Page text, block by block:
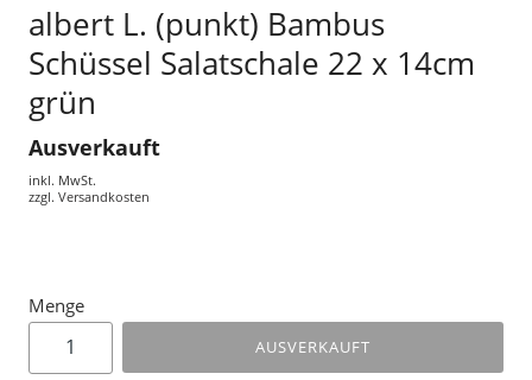
albert L. (punkt) Bambus
Schüssel Salatschale 22 x 14cm
grün
Ausverkauft
inkl. MwSt.
zzgl. Versandkosten
Menge
AUSVERKAUFT